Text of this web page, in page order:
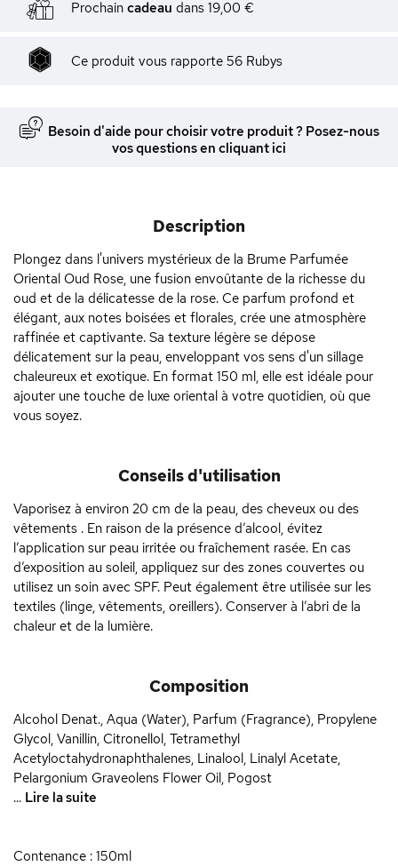
Prochain cadeau dans 19,00 €
Ce produit vous rapporte 56 Rubys
Besoin d'aide pour choisir votre produit ? Posez-nous
vos questions en cliquant ici
Description
Plongez dans l'univers mystérieux de la Brume Parfumée
Oriental Oud Rose, une fusion envoûtante de la richesse du
oud et de la délicatesse de la rose. Ce parfum profond et
élégant, aux notes boisées et florales, crée une atmosphère
raffinée et captivante. Sa texture légère se dépose
délicatement sur la peau, enveloppant vos sens d'un sillage
chaleureux et exotique. En format 150 ml, elle est idéale pour
ajouter une touche de luxe oriental à votre quotidien, où que
vous soyez.
Conseils d'utilisation
Vaporisez à environ 20 cm de la peau, des cheveux ou des
vêtements . En raison de la présence d’alcool, évitez
l’application sur peau irritée ou fraîchement rasée. En cas
d’exposition au soleil, appliquez sur des zones couvertes ou
utilisez un soin avec SPF. Peut également être utilisée sur les
textiles (linge, vêtements, oreillers). Conserver à l’abri de la
chaleur et de la lumière.
Composition
Alcohol Denat., Aqua (Water), Parfum (Fragrance), Propylene
Glycol, Vanillin, Citronellol, Tetramethyl
Acetyloctahydronaphthalenes, Linalool, Linalyl Acetate,
Pelargonium Graveolens Flower Oil, Pogost
... Lire la suite
Contenance : 150ml